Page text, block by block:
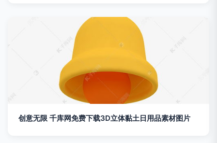
创意无限 千库网免费下载3D立体黏土日用品素材图片